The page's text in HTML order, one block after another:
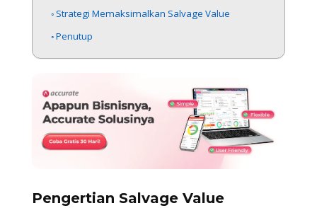
Strategi Memaksimalkan Salvage Value
Penutup
Pengertian Salvage Value